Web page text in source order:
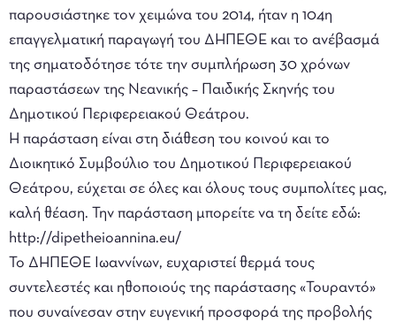
παρουσιάστηκε τον χειμώνα του 2014, ήταν η 104η
επαγγελματική παραγωγή του ΔΗΠΕΘΕ και το ανέβασμά
της σηματοδότησε τότε την συμπλήρωση 30 χρόνων
παραστάσεων της Νεανικής – Παιδικής Σκηνής του
Δημοτικού Περιφερειακού Θεάτρου.
Η παράσταση είναι στη διάθεση του κοινού και το
Διοικητικό Συμβούλιο του Δημοτικού Περιφερειακού
Θεάτρου, εύχεται σε όλες και όλους τους συμπολίτες μας,
καλή θέαση. Την παράσταση μπορείτε να τη δείτε εδώ:
http://dipetheioannina.eu/
Το ΔΗΠΕΘΕ Ιωαννίνων, ευχαριστεί θερμά τους
συντελεστές και ηθοποιούς της παράστασης «Τουραντό»
που συναίνεσαν στην ευγενική προσφορά της προβολής